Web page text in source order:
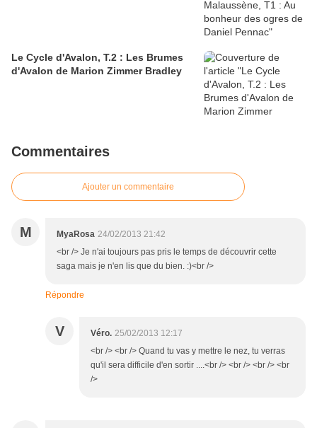
Le Cycle d'Avalon, T.2 : Les Brumes
d'Avalon de Marion Zimmer Bradley
Commentaires
Ajouter un commentaire
M MyaRosa 24/02/2013 21:42
<br /> Je n'ai toujours pas pris le temps de découvrir cette
saga mais je n'en lis que du bien. :)<br />
Répondre
V Véro. 25/02/2013 12:17
<br /> <br /> Quand tu vas y mettre le nez, tu verras
qu'il sera difficile d'en sortir ....<br /> <br /> <br /> <br
/>